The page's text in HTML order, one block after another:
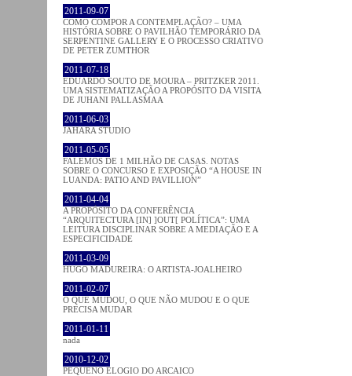
2011-09-07
COMO COMPOR A CONTEMPLAÇÃO? – UMA
HISTÓRIA SOBRE O PAVILHÃO TEMPORÁRIO DA
SERPENTINE GALLERY E O PROCESSO CRIATIVO
DE PETER ZUMTHOR
2011-07-18
EDUARDO SOUTO DE MOURA – PRITZKER 2011.
UMA SISTEMATIZAÇÃO A PROPÓSITO DA VISITA
DE JUHANI PALLASMAA
2011-06-03
JAHARA STUDIO
2011-05-05
FALEMOS DE 1 MILHÃO DE CASAS. NOTAS
SOBRE O CONCURSO E EXPOSIÇÃO “A HOUSE IN
LUANDA: PATIO AND PAVILLION”
2011-04-04
A PROPÓSITO DA CONFERÊNCIA
“ARQUITECTURA [IN] ]OUT[ POLÍTICA”: UMA
LEITURA DISCIPLINAR SOBRE A MEDIAÇÃO E A
ESPECIFICIDADE
2011-03-09
HUGO MADUREIRA: O ARTISTA-JOALHEIRO
2011-02-07
O QUE MUDOU, O QUE NÃO MUDOU E O QUE
PRECISA MUDAR
2011-01-11
nada
2010-12-02
PEQUENO ELOGIO DO ARCAICO